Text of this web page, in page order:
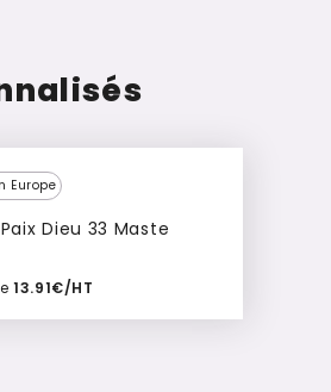
Europe
Dieu 33 Maste
13.91€/HT
à mon devis